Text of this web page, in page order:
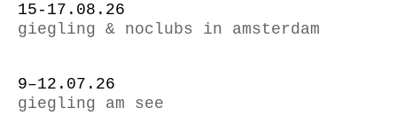
15-17.08.26
giegling & noclubs in amsterdam
9–12.07.26
giegling am see